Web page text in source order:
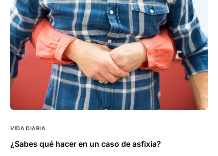
VIDA DIARIA
¿Sabes qué hacer en un caso de asfixia?